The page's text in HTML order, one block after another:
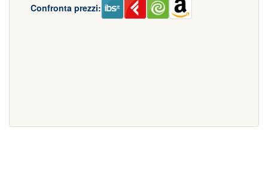
Confronta prezzi: